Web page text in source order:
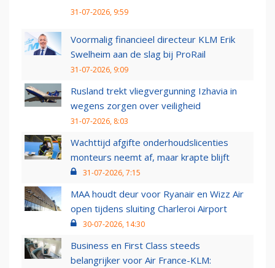
31-07-2026, 9:59
Voormalig financieel directeur KLM Erik
Swelheim aan de slag bij ProRail
31-07-2026, 9:09
Rusland trekt vliegvergunning Izhavia in
wegens zorgen over veiligheid
31-07-2026, 8:03
Wachttijd afgifte onderhoudslicenties
monteurs neemt af, maar krapte blijft
31-07-2026, 7:15
MAA houdt deur voor Ryanair en Wizz Air
open tijdens sluiting Charleroi Airport
30-07-2026, 14:30
Business en First Class steeds
belangrijker voor Air France-KLM: